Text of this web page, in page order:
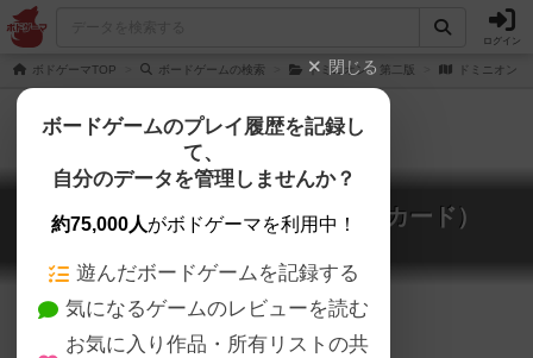
ログイン
ボドゲーマTOP ボードゲームの検索 ドミニオン：第二版 ドミニオン
ドミニオン：へそくり（プロモカード）
Dominion: Stash Promo Card
閉じる
ボードゲームのプレイ履歴を記録し
て、
自分のデータを管理しませんか？
約75,000人がボドゲーマを利用中！
遊んだボードゲームを記録する
気になるゲームのレビューを読む
お気に入り作品・所有リストの共